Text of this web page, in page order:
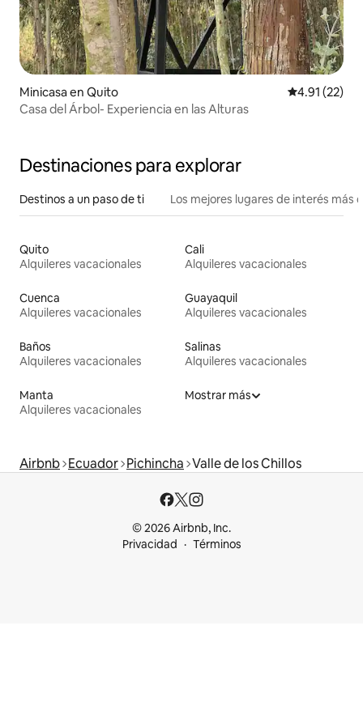
Minicasa en Quito Calificación
4.91 (22)
Casa del Árbol- Experiencia en las Alturas
Destinaciones para explorar
Destinos a un paso de ti Los mejores lugares de interés más
Quito
Alquileres vacacionales
Cali
Alquileres vacacionales
Cuenca
Alquileres vacacionales
Guayaquil
Alquileres vacacionales
Baños
Alquileres vacacionales
Salinas
Alquileres vacacionales
Manta
Alquileres vacacionales
Mostrar más
Airbnb Ecuador Pichincha Valle de los Chillos
© 2026 Airbnb, Inc.
Privacidad
Términos